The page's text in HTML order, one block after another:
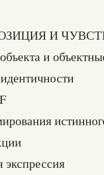
И
и
экспрессия